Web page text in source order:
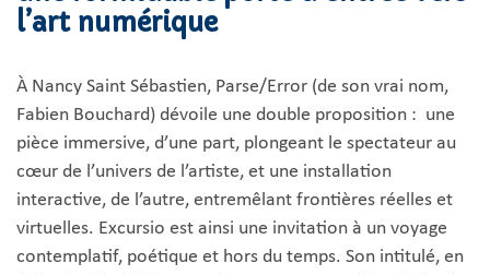
l’art numérique
À Nancy Saint Sébastien, Parse/Error (de son vrai nom,
Fabien Bouchard) dévoile une double proposition : une
pièce immersive, d’une part, plongeant le spectateur au
cœur de l’univers de l’artiste, et une installation
interactive, de l’autre, entremêlant frontières réelles et
virtuelles. Excursio est ainsi une invitation à un voyage
contemplatif, poétique et hors du temps. Son intitulé, en